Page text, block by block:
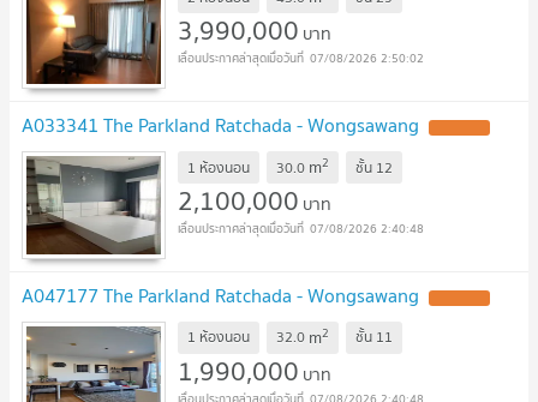
3,990,000 บาท
07/08/2026 2:50:02
A033341 The Parkland Ratchada - Wongsawang
1 ห้องนอน 30.0 m2 ชั้น 12
2,100,000 บาท
07/08/2026 2:40:48
A047177 The Parkland Ratchada - Wongsawang
1 ห้องนอน 32.0 m2 ชั้น 11
1,990,000 บาท